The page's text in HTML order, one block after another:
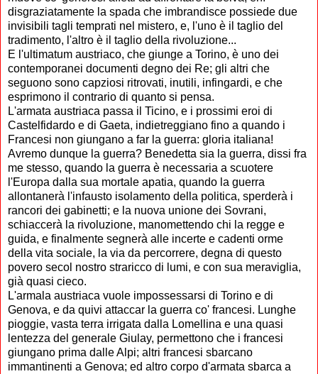
disgraziatamente la spada che imbrandisce possiede due
invisibili tagli temprati nel mistero, e, l'uno è il taglio del
tradimento, l'altro è il taglio della rivoluzione...
E l'ultimatum austriaco, che giunge a Torino, è uno dei
contemporanei documenti degno dei Re; gli altri che
seguono sono capziosi ritrovati, inutili, infingardi, e che
esprimono il contrario di quanto si pensa.
L'armata austriaca passa il Ticino, e i prossimi eroi di
Castelfidardo e di Gaeta, indietreggiano fino a quando i
Francesi non giungano a far la guerra: gloria italiana!
Avremo dunque la guerra? Benedetta sia la guerra, dissi fra
me stesso, quando la guerra è necessaria a scuotere
l'Europa dalla sua mortale apatia, quando la guerra
allontanerà l'infausto isolamento della politica, sperderà i
rancori dei gabinetti; e la nuova unione dei Sovrani,
schiaccerà la rivoluzione, manomettendo chi la regge e
guida, e finalmente segnerà alle incerte e cadenti orme
della vita sociale, la via da percorrere, degna di questo
povero secol nostro straricco di lumi, e con sua meraviglia,
già quasi cieco.
L'armala austriaca vuole impossessarsi di Torino e di
Genova, e da quivi attaccar la guerra co' francesi. Lunghe
pioggie, vasta terra irrigata dalla Lomellina e una quasi
lentezza del generale Giulay, permettono che i francesi
giungano prima dalle Alpi; altri francesi sbarcano
immantinenti a Genova; ed altro corpo d'armata sbarca a